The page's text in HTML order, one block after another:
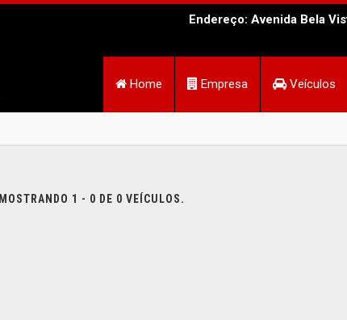
Endereço: Avenida Bela
Home Empresa Veículos
MOSTRANDO 1 - 0 DE 0 VEÍCULOS.